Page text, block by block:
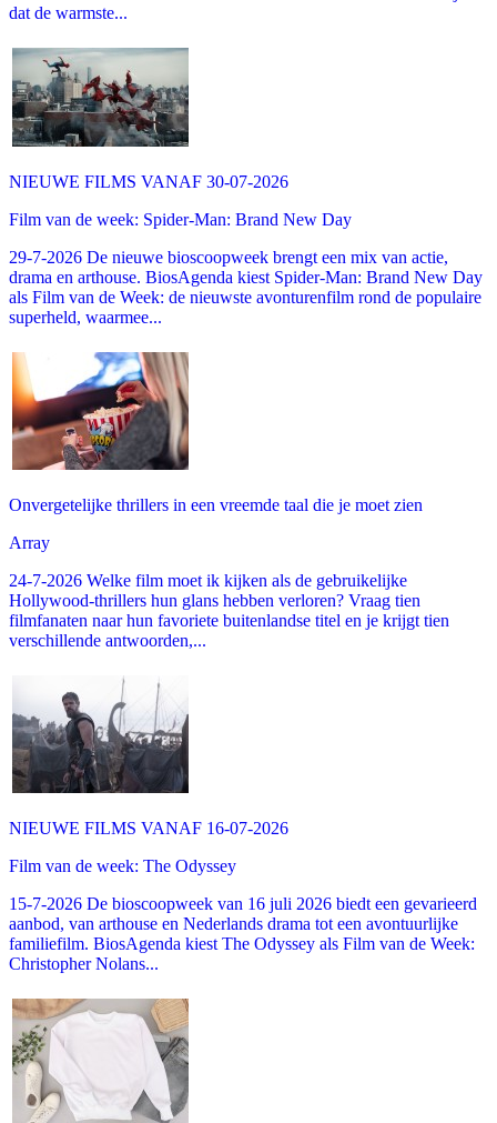
dat de warmste...
NIEUWE FILMS VANAF 30-07-2026
Film van de week: Spider-Man: Brand New Day
29-7-2026 De nieuwe bioscoopweek brengt een mix van actie,
drama en arthouse. BiosAgenda kiest Spider-Man: Brand New Day
als Film van de Week: de nieuwste avonturenfilm rond de populaire
superheld, waarmee...
Onvergetelijke thrillers in een vreemde taal die je moet zien
Array
24-7-2026 Welke film moet ik kijken als de gebruikelijke
Hollywood-thrillers hun glans hebben verloren? Vraag tien
filmfanaten naar hun favoriete buitenlandse titel en je krijgt tien
verschillende antwoorden,...
NIEUWE FILMS VANAF 16-07-2026
Film van de week: The Odyssey
15-7-2026 De bioscoopweek van 16 juli 2026 biedt een gevarieerd
aanbod, van arthouse en Nederlands drama tot een avontuurlijke
familiefilm. BiosAgenda kiest The Odyssey als Film van de Week:
Christopher Nolans...